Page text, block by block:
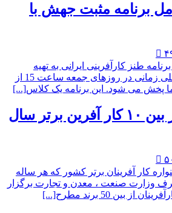
مثبت جهش با
ایرانی به تهیه
کنندگی و اجرای علی زمانی در روزهای جمعه ساعت 15 از
این برنامه یک کلاس[...]
آرکا چوب در بین ۱۰ کار آفرین برتر سال
برتر کشور که هر ساله
صنعت ، معدن و تجارت برگزار
مطرح[...]